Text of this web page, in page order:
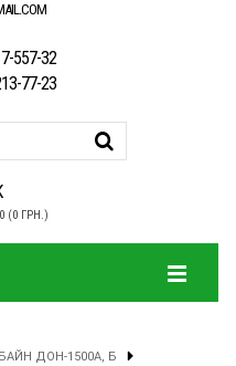
557-32
77-23
(0 ГРН.)
ДОН-1500А, Б